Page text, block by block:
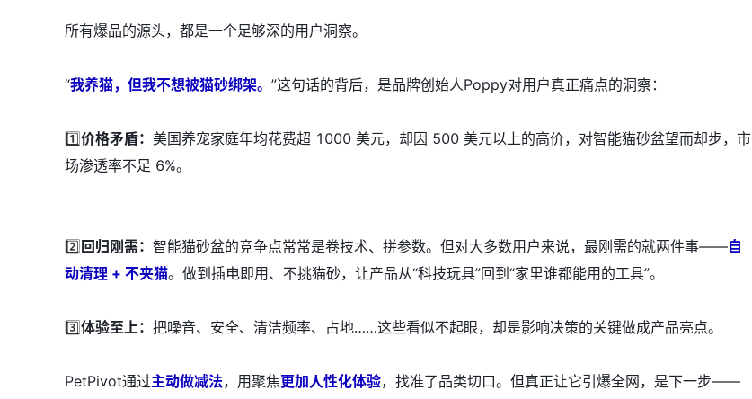
所有爆品的源头，都是一个足够深的用户洞察。
“我养猫，但我不想被猫砂绑架。 ”这句话的背后，是品牌创始人Poppy对用户真正痛点的洞察：
1️⃣价格矛盾： 美国养宠家庭年均花费超 1000 美元，却因 500 美元以上的高价，对智能猫砂盆望而却步，市
场渗透率不足 6%。
2️⃣ 回归刚需： 智能猫砂盆的竞争点常常是卷技术、拼参数。但对大多数用户来说，最刚需的就两件事——自
动清理 + 不夹猫。做到插电即用、不挑猫砂，让产品从“科技玩具”回到“家里谁都能用的工具”。
3️⃣体验至上： 把噪音、安全、清洁频率、占地……这些看似不起眼，却是影响决策的关键做成产品亮点。
PetPivot通过主动做减法，用聚焦更加人性化体验，找准了品类切口。但真正让它引爆全网，是下一步——